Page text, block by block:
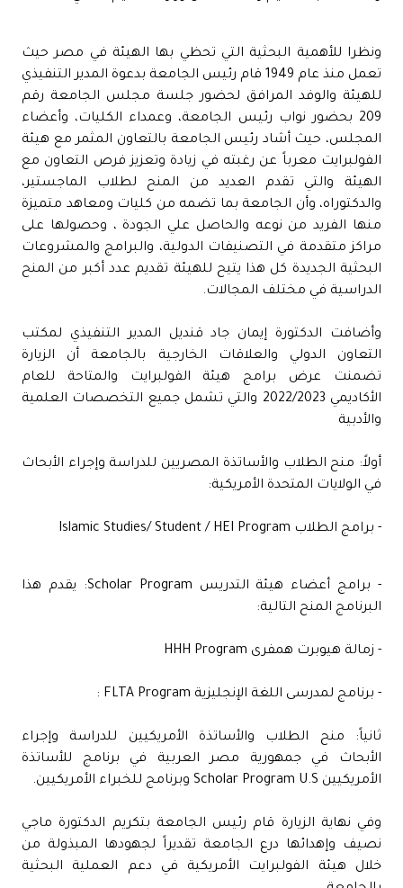
ونظرا للأهمية البحثية التي تحظي بها الهيئة في مصر حيث
تعمل منذ عام 1949 قام رئيس الجامعة بدعوة المدير التنفيذي
للهيئة والوفد المرافق لحضور جلسة مجلس الجامعة رقم
209 بحضور نواب رئيس الجامعة، وعمداء الكليات، وأعضاء
المجلس، حيث أشاد رئيس الجامعة بالتعاون المثمر مع هيئة
الفولبرايت معرباً عن رغبته في زيادة وتعزيز فرص التعاون مع
الهيئة والتي تقدم العديد من المنح لطلاب الماجستير،
والدكتوراه، وأن الجامعة بما تضمه من كليات ومعاهد متميزة
منها الفريد من نوعه والحاصل علي الجودة ، وحصولها على
مراكز متقدمة في التصنيفات الدولية، والبرامج والمشروعات
البحثية الجديدة كل هذا يتيح للهيئة تقديم عدد أكبر من المنح
الدراسية في مختلف المجالات.
وأضافت الدكتورة إيمان جاد قنديل المدير التنفيذي لمكتب
التعاون الدولي والعلاقات الخارجية بالجامعة أن الزيارة
تضمنت عرض برامج هيئة الفولبرايت والمتاحة للعام
الأكاديمي 2022/2023 والتي تشمل جميع التخصصات العلمية
والأدبية
أولاً: منح الطلاب والأساتذة المصريين للدراسة وإجراء الأبحاث
في الولايات المتحدة الأمريكية:
- برامج الطلاب Islamic Studies/ Student / HEI Program
- برامج أعضاء هيئة التدريس Scholar Program: يقدم هذا
البرنامج المنح التالية:
- زمالة هيوبرت همفرى HHH Program
- برنامج لمدرسى اللغة الإنجليزية FLTA Program :
ثانياً: منح الطلاب والأساتذة الأمريكيين للدراسة وإجراء
الأبحاث في جمهورية مصر العربية في برنامج للأساتذة
الأمريكيين Scholar Program U.S وبرنامج للخبراء الأمريكيين.
وفي نهاية الزيارة قام رئيس الجامعة بتكريم الدكتورة ماجي
نصيف وإهدائها درع الجامعة تقديراً لجهودها المبذولة من
خلال هيئة الفولبرايت الأمريكية في دعم العملية البحثية